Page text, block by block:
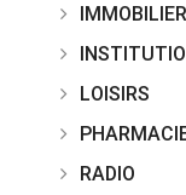
IMMOBILIER
LOISIRS
RADIO